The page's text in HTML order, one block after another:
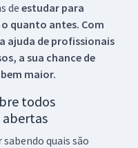
de estudar para
quanto antes. Com
ajuda de profissionais
a sua chance de
maior.
todos
abertas
quais são